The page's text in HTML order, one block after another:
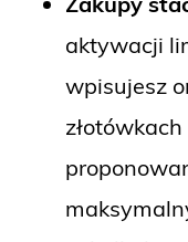
aktywacji
wpisujesz